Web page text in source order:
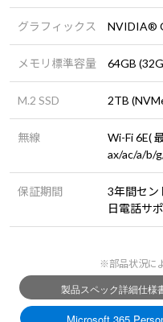
グラフィックス NVIDIA®
メモリ標準容量 64GB
M.2 SSD 2TB
無線
Wi-Fi 6E(
ax/ac/a/b/
保証期間
3年間セン
日電話サ
※部品状況に